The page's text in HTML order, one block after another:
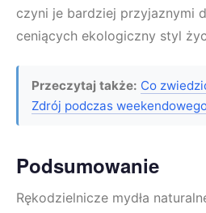
czyni je bardziej przyjaznymi
ceniących ekologiczny styl
Przeczytaj także: Co
Zdrój podczas
Podsumowanie
Rękodzielnicze mydła